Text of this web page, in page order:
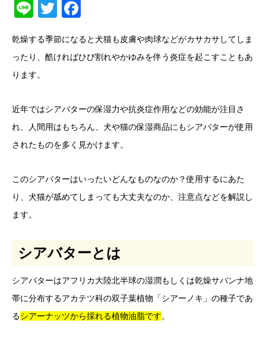
LineTwitter
乾燥する季節になると犬猫も皮膚や肉球などがカサカサしてしま
ったり、酷ければひび割れやかゆみを伴う炎症を起こすこともあ
ります。
近年ではシアバターの保湿力や抗炎症作用などの効能が注目さ
れ、人間用はもちろん、犬や猫の保湿商品にもシアバターが使用
されたものを多く見かけます。
このシアバターはいったいどんなものなのか？使用するにあた
り、犬猫が舐めてしまっても大丈夫なのか、注意点などを解説し
ます。
シアバターとは
シアバターはアフリカ大陸北半球の湿潤もしくは乾燥サバンナ地
帯に分布するアカテツ科の双子葉植物「シアーノキ」の種子であ
るシアーナッツから採れる植物油脂です。